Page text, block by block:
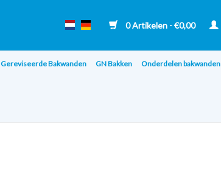
0 Artikelen - €0,00
Gereviseerde Bakwanden GN Bakken Onderdelen bakwanden